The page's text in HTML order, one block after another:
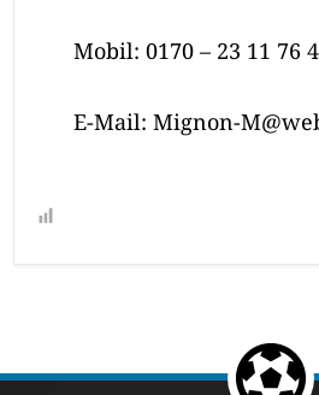
Mobil: 0170 – 23 11 76 4
E-Mail: Mignon-
Return